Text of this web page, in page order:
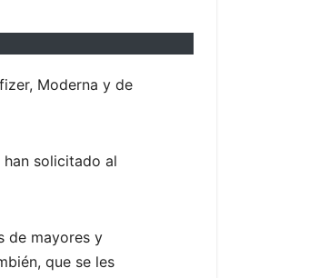
Moderna y de
solicitado al
de mayores y
que se les